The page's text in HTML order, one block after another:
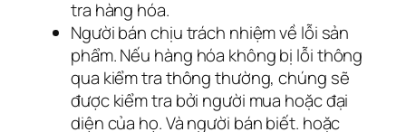
tra hàng hóa.
Người bán chịu trách nhiệm về lỗi sản
phẩm. Nếu hàng hóa không bị lỗi thông
qua kiểm tra thông thường, chúng sẽ
được kiểm tra bởi người mua hoặc đại
diện của họ. Và người bán biết. hoặc